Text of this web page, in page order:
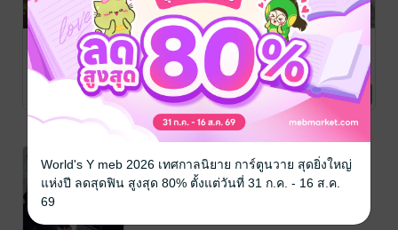
อ้อมกอด
ดวงดาว
เลิฟไลน์ / Have a
นิยายวาย Boy
เวลาที่เหลือ 9 วัน
ระบบก่อน
เวลาที่เหลือ 9 วัน
One night
stand นอนคืน
เดียว เป็นเมีย
ตลอดไป
Māo ruò ruò
Have a nice day
นิยายวาย Boy
Love / Yaoi
7 Rating
เวลาที่เหลือ 9 วัน
World's Y meb 2026 เทศกาลนิยาย การ์ตูนวาย สุดยิ่งใหญ่
แห่งปี ลดสุดฟิน สูงสุด 80% ตั้งแต่วันที่ 31 ก.ค. - 16 ส.ค.
69